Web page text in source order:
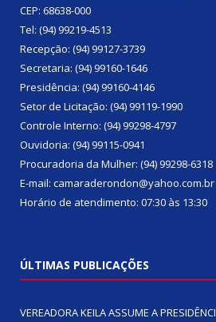
CEP: 68638-000
Tel: (94) 99219-4513
Recepção: (94) 99127-3739
Secretaria: (94) 99160-1646
Presidência: (94) 99160-4146
Setor de Licitação: (94) 99119-1990
Controle Interno: (94) 99298-4797
Ouvidoria: (94) 99115-0941
Procuradoria da Mulher: (94) 99298-6318
E-mail: camaraderondon@yahoo.com.br
Horário de atendimento: 07:30 às 13:30
ÚLTIMAS PUBLICAÇÕES
VEREADORA KEILA ASSUME A